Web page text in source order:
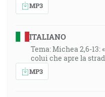
MP3
ITALIANO
Tema: Michea 2,6-
colui che apre la
MP3